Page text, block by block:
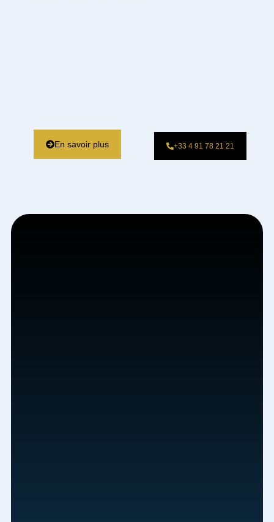
En savoir plus +33 4 91 78 21 21